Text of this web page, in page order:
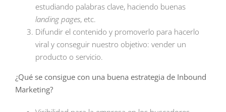
estudiando palabras clave, haciendo buenas
landing pages, etc.
Difundir el contenido y promoverlo para hacerlo
viral y conseguir nuestro objetivo: vender un
producto o servicio.
¿Qué se consigue con una buena estrategia de Inbound
Marketing?